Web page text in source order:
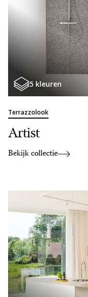
5 kleuren
Terrazzolook
Artist
Bekijk collectie